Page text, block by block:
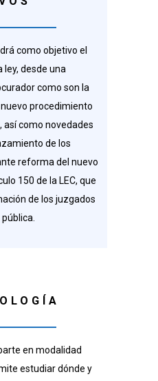
como objetivo el
ley, desde una
como son la
procedimiento
así como novedades
de los
reforma del nuevo
150 de la LEC, que
de los juzgados
en modalidad
estudiar dónde y